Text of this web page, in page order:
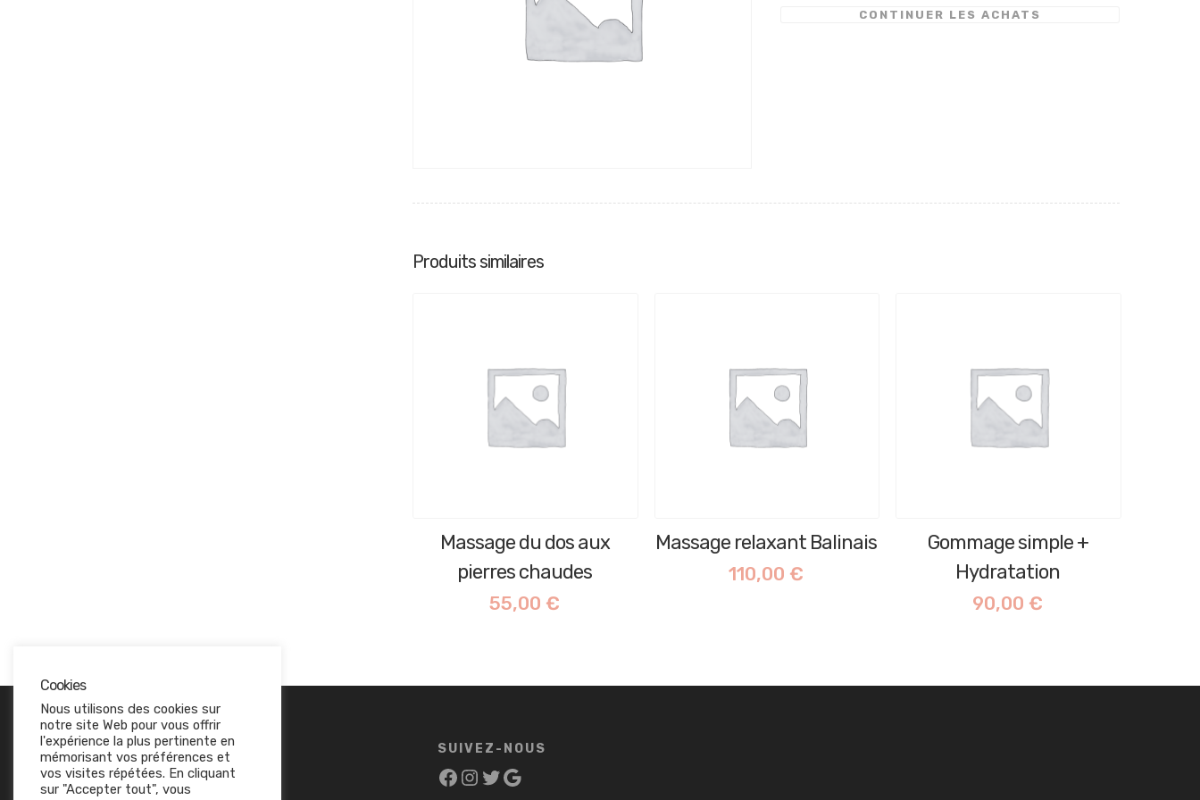
CONTINUER LES ACHATS
Produits similaires
Massage du dos aux
pierres chaudes
55,00 €
Massage relaxant Balinais
110,00 €
Gommage simple +
Hydratation
90,00 €
EN SAVOIR PLUS
Politique de confidentialité
SUIVEZ-NOUS
Facebook
Instagram
Twitter
Google
Cookies
Nous utilisons des cookies sur
notre site Web pour vous offrir
l'expérience la plus pertinente en
mémorisant vos préférences et
vos visites répétées. En cliquant
sur "Accepter tout", vous